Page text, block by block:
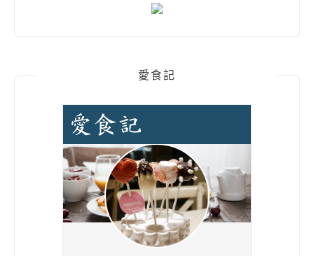
愛食記